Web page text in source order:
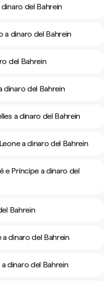
dinaro del Bahrein
a dinaro del Bahrein
del Bahrein
dinaro del Bahrein
a dinaro del Bahrein
a dinaro del Bahrein
e Príncipe a dinaro del
Bahrein
a dinaro del Bahrein
dinaro del Bahrein